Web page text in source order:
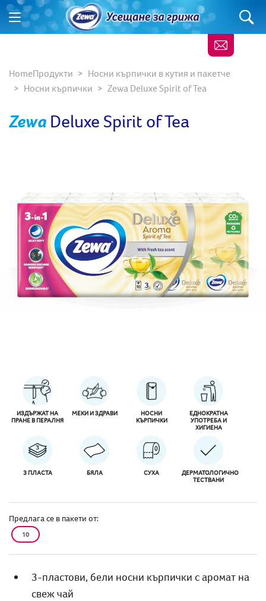
HomeПродукти
Носни кърпички в кутия и пакетче
Носни кърпички
Zewa Deluxe Spirit of Tea
Zewa Deluxe Spirit of Tea
ИЗДЪРЖАТ НА
ПРАНЕ В ПЕРАЛНЯ
МЕКИ И ЗДРАВИ
HОСНИ
КЪРПИЧКИ
ЕДНОКРАТНА
УПОТРЕБА И
ХИГИЕНА
3 ПЛАСТА БЯЛА СУХА
ДЕРМАТОЛОГИЧНО
ТЕСТВАНИ
Предлага се в пакети от:
10
3-пластови, бели носни кърпички с аромат на
свеж чай